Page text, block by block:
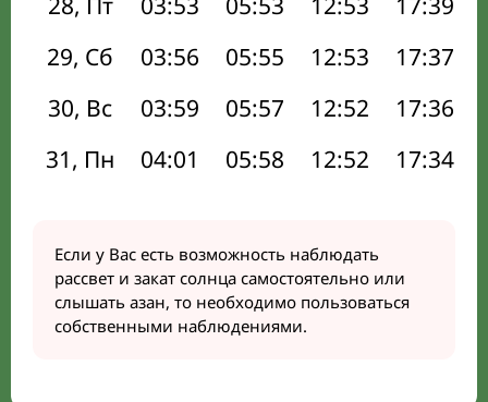
29, Сб
03:56 05:55 12:53 17:37
30, Вс
03:59 05:57 12:52 17:36
31, Пн
04:01 05:58 12:52 17:34
Если у Вас есть возможность наблюдать
рассвет и закат солнца самостоятельно или
слышать азан, то необходимо пользоваться
собственными наблюдениями.